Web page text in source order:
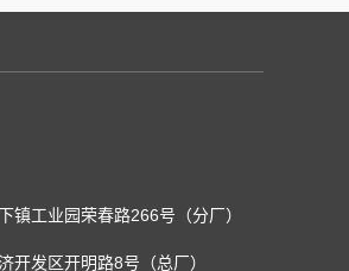
镇工业园荣春路266号（分厂）
开发区开明路8号（总厂）